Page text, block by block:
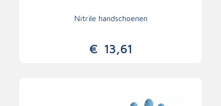
Nitrile handschoenen
€13,61